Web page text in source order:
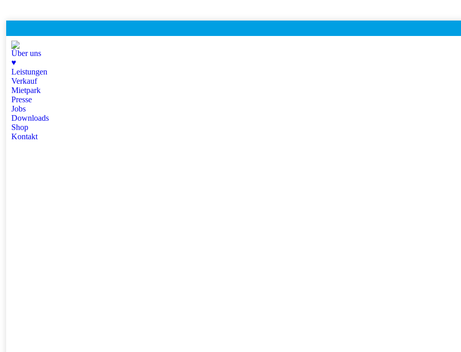
Über uns
♥
Leistungen
Verkauf
Mietpark
Presse
Jobs
Downloads
Shop
Kontakt